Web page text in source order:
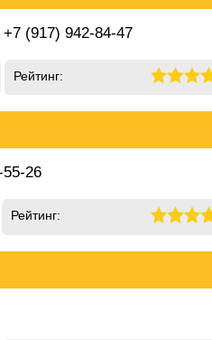
+7 (917) 942-84-47
Рейтинг:
26
Рейтинг: